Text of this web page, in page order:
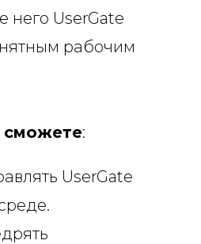
него UserGate
рабочим
сможете:
UserGate